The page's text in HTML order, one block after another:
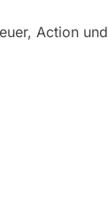
Action und